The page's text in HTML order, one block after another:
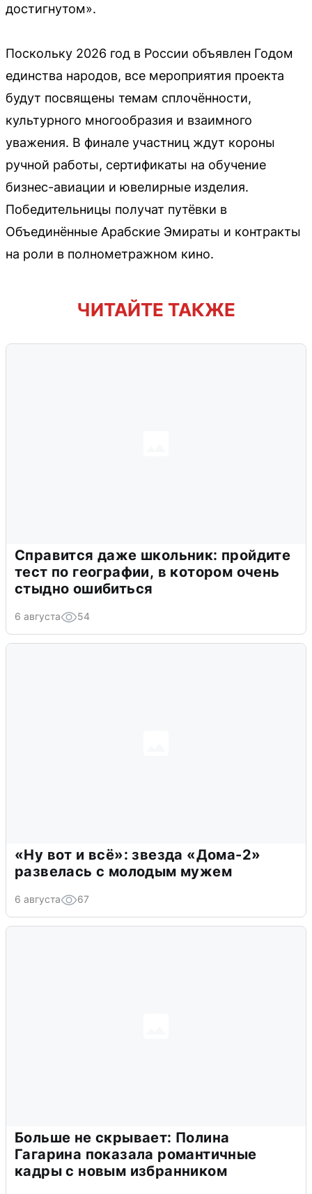
достигнутом».
Поскольку 2026 год в России объявлен Годом
единства народов, все мероприятия проекта
будут посвящены темам сплочённости,
культурного многообразия и взаимного
уважения. В финале участниц ждут короны
ручной работы, сертификаты на обучение
бизнес-авиации и ювелирные изделия.
Победительницы получат путёвки в
Объединённые Арабские Эмираты и контракты
на роли в полнометражном кино.
ЧИТАЙТЕ ТАКЖЕ
Справится даже школьник: пройдите
тест по географии, в котором очень
стыдно ошибиться
6 августа 54
«Ну вот и всё»: звезда «Дома-2»
развелась с молодым мужем
6 августа 67
Больше не скрывает: Полина
Гагарина показала романтичные
кадры с новым избранником